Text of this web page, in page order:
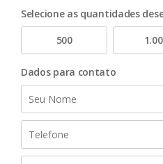
Selecione as quantidades
500
Dados para contato